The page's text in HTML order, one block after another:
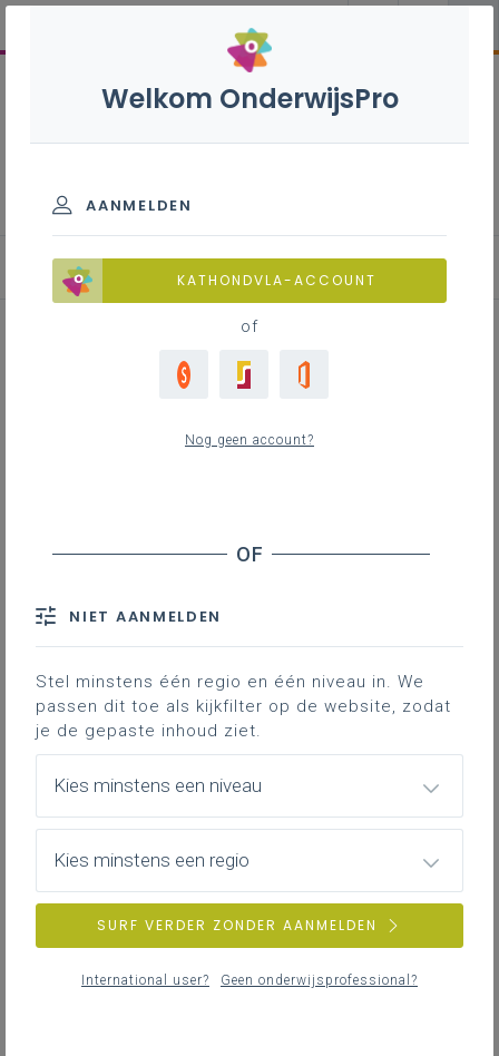
Voorbeeld - Afstemming
Downloads
Om in de derde graad van de dubbele
finaliteit meer betekenis te geven aan de
wiskundige concepten kunnen we best op
regelmatige basis verbanden leggen met
de inhouden van de specifieke
studierichtingsleerplannen. Bovendien
kunnen we op die manier wellicht de
motivatie van de leerlingen voor het vak
wiskunde verhogen. Overigens werken we
zo aan leerplandoel 1 van het leerplan
wiskunde voor de dubbele finaliteit van de
Welkom OnderwijsPro
AANMELDEN
KATHONDVLA-ACCOUNT
of
Nog geen account?
NIET AANMELDEN
Stel minstens één regio en één niveau in. We
passen dit toe als kijkfilter op de website, zodat
je de gepaste inhoud ziet.
Kies minstens een niveau
Kies minstens een regio
SURF VERDER ZONDER AANMELDEN
International user? Geen onderwijsprofessional?